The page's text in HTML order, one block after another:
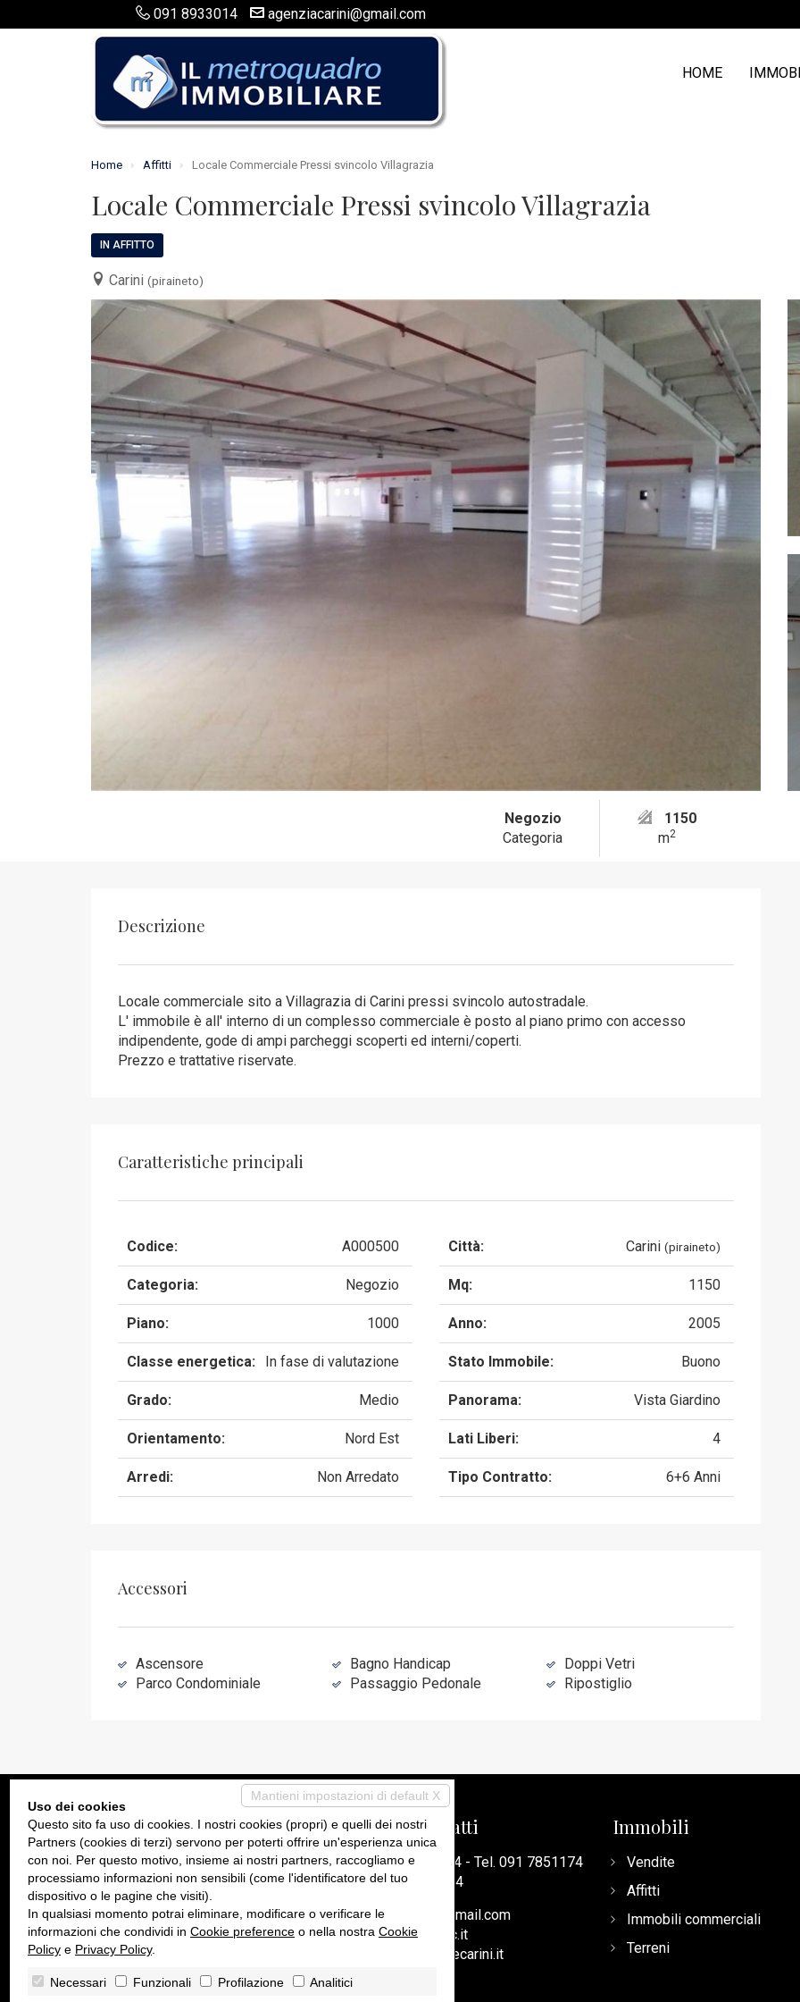
091 8933014 agenziacarini@gmail.com
HOME
Home Affitti Locale Commerciale Pressi svincolo Villagrazia
Locale Commerciale Pressi svincolo Villagrazia
IN AFFITTO
Carini (piraineto)
Negozio
Categoria
1150
m2
Descrizione
Locale commerciale sito a Villagrazia di Carini pressi svincolo autostradale.
L' immobile è all' interno di un complesso commerciale è posto al piano primo con accesso
indipendente, gode di ampi parcheggi scoperti ed interni/coperti.
Prezzo e trattative riservate.
Caratteristiche principali
Codice: A000500 Città: Carini (piraineto)
Categoria: Negozio Mq: 1150
Piano: 1000 Anno: 2005
Classe energetica: In fase di valutazione Stato Immobile: Buono
Grado: Medio Panorama: Vista Giardino
Orientamento: Nord Est Lati Liberi: 4
Arredi: Non Arredato Tipo Contratto: 6+6 Anni
Accessori
Ascensore Bagno Handicap
Doppi Vetri
Parco Condominiale
Passaggio Pedonale Ripostiglio
Immobiliare Carini
Via Nazionale, 28
90044 Carini PA
I nostri contatti
Tel.091 8933014- Tel. 091 7851174
Cel.324 5668704
agenziacarini@gmail.com
frimm2000@pec.it
www.immobiliarecarini.it
Immobili
Vendite
Affitti
Immobili commerciali
Terreni
Mantieni impostazioni di default X
Uso dei cookies
Questo sito fa uso di cookies. I nostri cookies (propri) e quelli dei nostri
Partners (cookies di terzi) servono per poterti offrire un'esperienza unica
con noi. Per questo motivo, insieme ai nostri partners, raccogliamo e
processiamo informazioni non sensibili (come l'identificatore del tuo
dispositivo o le pagine che visiti).
In qualsiasi momento potrai eliminare, modificare o verificare le
informazioni che condividi in Cookie preference o nella nostra Cookie
Policy e Privacy Policy.
Necessari Funzionali Profilazione Analitici